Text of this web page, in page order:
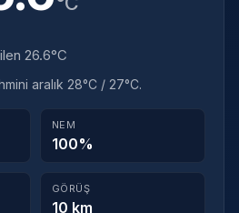
26.6°C
aralık 28°C / 27°C.
NEM
100%
GÖRÜŞ
10 km